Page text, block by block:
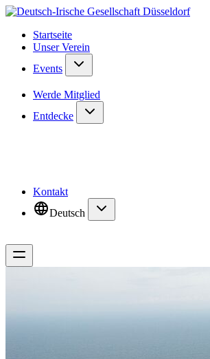
Startseite
Unser Verein
Events
Werde Mitglied
Entdecke
Kontakt
Deutsch